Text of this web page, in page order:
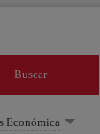
Buscar
Económica